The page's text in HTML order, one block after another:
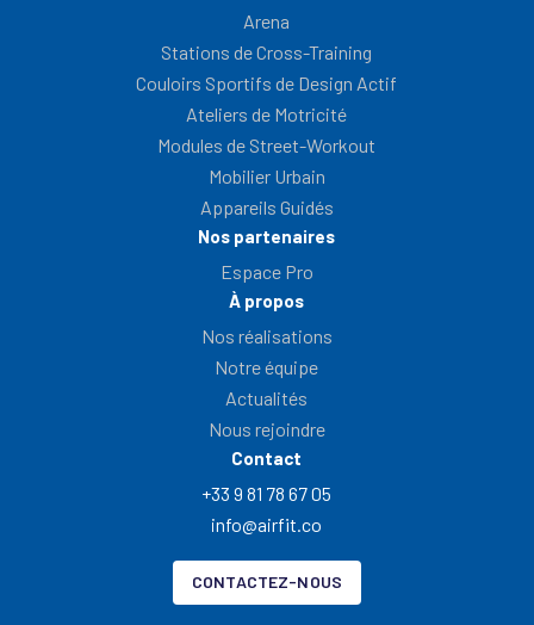
Arena
Stations de Cross-Training
Couloirs Sportifs de Design Actif
Ateliers de Motricité
Modules de Street-Workout
Mobilier Urbain
Appareils Guidés
Nos partenaires
Espace Pro
À propos
Nos réalisations
Notre équipe
Actualités
Nous rejoindre
Contact
+33 9 81 78 67 05
info@airfit.co
CONTACTEZ-NOUS